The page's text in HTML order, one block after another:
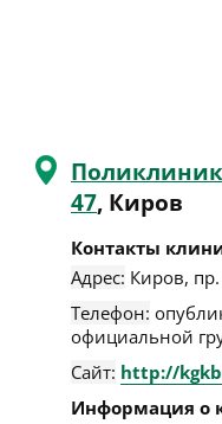
47, Киров
Контакты
Адрес: Киров,
Телефон:
официальной
Сайт: http://
Информация о